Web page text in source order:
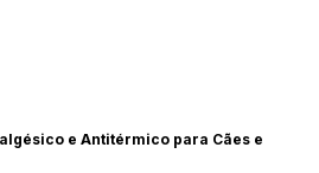
e Antitérmico para Cães e